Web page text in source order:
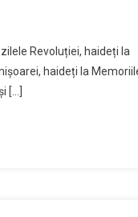
Revoluției, haideți la
haideți la
[…]